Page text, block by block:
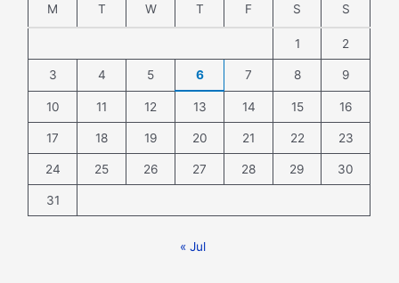
M T W T F S S
1 2
3 4 5 6 7 8 9
10 11 12 13 14 15 16
17 18 19 20 21 22 23
24 25 26 27 28 29 30
31
« Jul